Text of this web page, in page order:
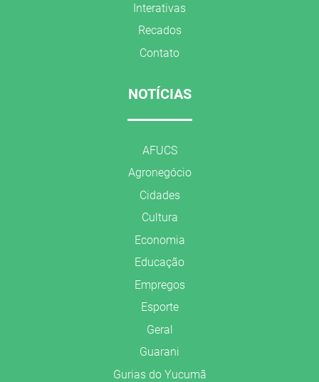
Interativas
Recados
Contato
NOTÍCIAS
AFUCS
Agronegócio
Cidades
Cultura
Economia
Educação
Empregos
Esporte
Geral
Guarani
Gurias do Yucumã